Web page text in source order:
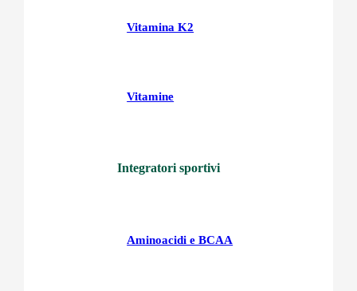
Vitamina K2
Vitamine
Integratori sportivi
Aminoacidi e BCAA